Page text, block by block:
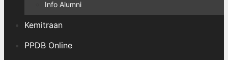
Info Alumni
Kemitraan
PPDB Online